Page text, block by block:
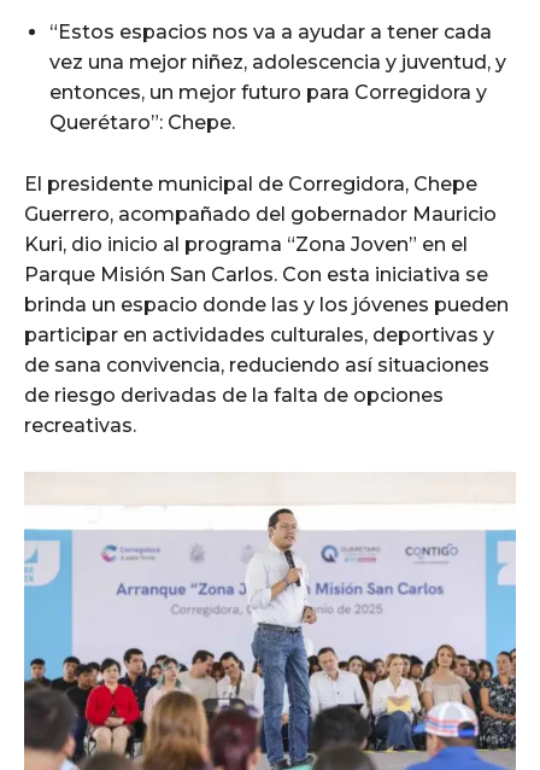
“Estos espacios nos va a ayudar a tener cada
vez una mejor niñez, adolescencia y juventud, y
entonces, un mejor futuro para Corregidora y
Querétaro”: Chepe.
El presidente municipal de Corregidora, Chepe
Guerrero, acompañado del gobernador Mauricio
Kuri, dio inicio al programa “Zona Joven” en el
Parque Misión San Carlos. Con esta iniciativa se
brinda un espacio donde las y los jóvenes pueden
participar en actividades culturales, deportivas y
de sana convivencia, reduciendo así situaciones
de riesgo derivadas de la falta de opciones
recreativas.